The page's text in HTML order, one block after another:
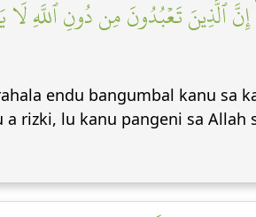
ٱلَّذِينَ تَعۡبُدُونَ مِن دُونِ ٱللَّهِ
endu bangumbal kanu sa
rizki, lu kanu pangeni sa